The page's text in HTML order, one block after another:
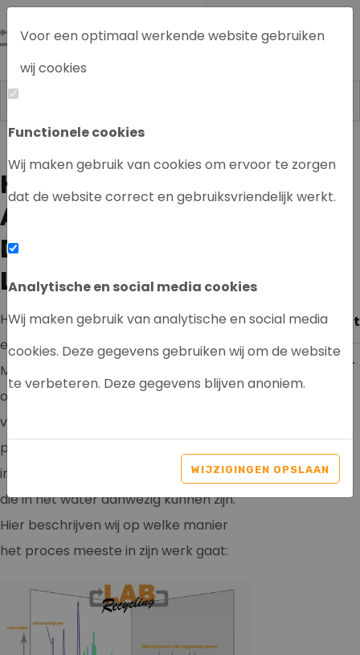
Voor een optimaal werkende website gebruiken
wij cookies
Functionele cookies
Wij maken gebruik van cookies om ervoor te zorgen
dat de website correct en gebruiksvriendelijk werkt.
Analytische en social media cookies
Wij maken gebruik van analytische en social media
cookies. Deze gegevens gebruiken wij om de website
te verbeteren. Deze gegevens blijven anoniem.
WIJZIGINGEN OPSLAAN
Labrecycling
HOE WERKT HET
ANALYSEREN VAN
DRINKWATER MET EEN
LC/MS?
Het analyseren van drinkwater met
een LC/MS (Liquid Chromatography-
Mass Spectrometry) wordt gebruikt
om te zoeken naar sporen van
verontreinigende stoffen, zoals
pesticiden, farmaceutische stoffen,
industriële chemicaliën, en hormonen
die in het water aanwezig kunnen zijn.
Hier beschrijven wij op welke manier
het proces meeste in zijn werk gaat:
Ook interessant
LC/MS systeem